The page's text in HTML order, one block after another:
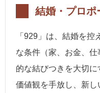
結婚・プロポ
「929」は、結婚を
な条件（家、お金、
的な結びつきを大切
価値観を手放し、新し